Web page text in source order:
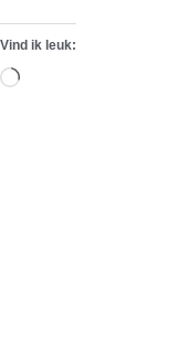
Vind ik leuk:
Aan